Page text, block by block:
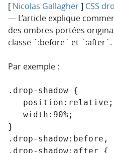
[ Nicolas Gallagher] CSS
— L’article explique
des ombres portées
classe `:before` et `:after`.
Par exemple :
.drop-shadow {
}
.drop-shadow:before,
.drop-shadow:after {